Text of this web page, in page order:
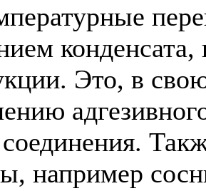
Это, в
например